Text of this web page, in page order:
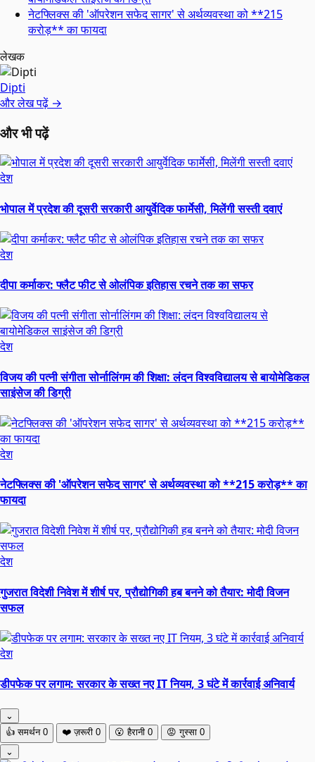
नेटफ्लिक्स की 'ऑपरेशन सफेद सागर' से अर्थव्यवस्था को **215
करोड़** का फायदा
लेखक
Dipti
और लेख पढ़ें →
और भी पढ़ें
देश
भोपाल में प्रदेश की दूसरी सरकारी आयुर्वेदिक फार्मेसी, मिलेंगी सस्ती दवाएं
देश
दीपा कर्माकर: फ्लैट फीट से ओलंपिक इतिहास रचने तक का सफर
देश
विजय की पत्नी संगीता सोर्नालिंगम की शिक्षा: लंदन विश्वविद्यालय से बायोमेडिकल
साइंसेज की डिग्री
देश
नेटफ्लिक्स की 'ऑपरेशन सफेद सागर' से अर्थव्यवस्था को **215 करोड़** का
फायदा
देश
गुजरात विदेशी निवेश में शीर्ष पर, प्रौद्योगिकी हब बनने को तैयार: मोदी विजन
सफल
देश
डीपफेक पर लगाम: सरकार के सख्त नए IT नियम, 3 घंटे में कार्रवाई अनिवार्य
⌄
👍 समर्थन 0 ❤️ ज़रूरी 0 😮 हैरानी 0 😡 गुस्सा 0
⌄